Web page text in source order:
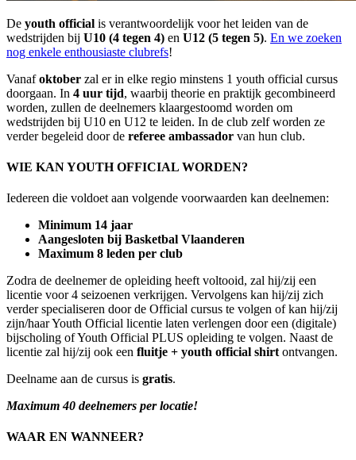
De youth official is verantwoordelijk voor het leiden van de
wedstrijden bij U10 (4 tegen 4) en U12 (5 tegen 5). En we zoeken
nog enkele enthousiaste clubrefs!
Vanafoktober zal er in elke regio minstens 1 youth official cursus
doorgaan. In 4 uur tijd, waarbij theorie en praktijk gecombineerd
worden, zullen de deelnemers klaargestoomd worden om
wedstrijden bij U10 en U12 te leiden. In de club zelf worden ze
verder begeleid door de referee ambassador van hun club.
WIE KAN YOUTH OFFICIAL WORDEN?
Iedereen die voldoet aan volgende voorwaarden kan deelnemen:
Minimum 14 jaar
Aangesloten bij Basketbal Vlaanderen
Maximum 8 leden per club
Zodra de deelnemer de opleiding heeft voltooid, zal hij/zij een
licentie voor 4 seizoenen verkrijgen. Vervolgens kan hij/zij zich
verder specialiseren door de Official cursus te volgen of kan hij/zij
zijn/haar Youth Official licentie laten verlengen door een (digitale)
bijscholing of Youth Official PLUS opleiding te volgen. Naast de
licentie zal hij/zij ook een fluitje + youth official shirt ontvangen.
Deelname aan de cursus is gratis.
Maximum 40 deelnemers per locatie!
WAAR EN WANNEER?